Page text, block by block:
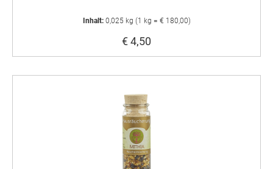
Inhalt: 0,025 kg (1 kg = € 180,00)
€ 4,50